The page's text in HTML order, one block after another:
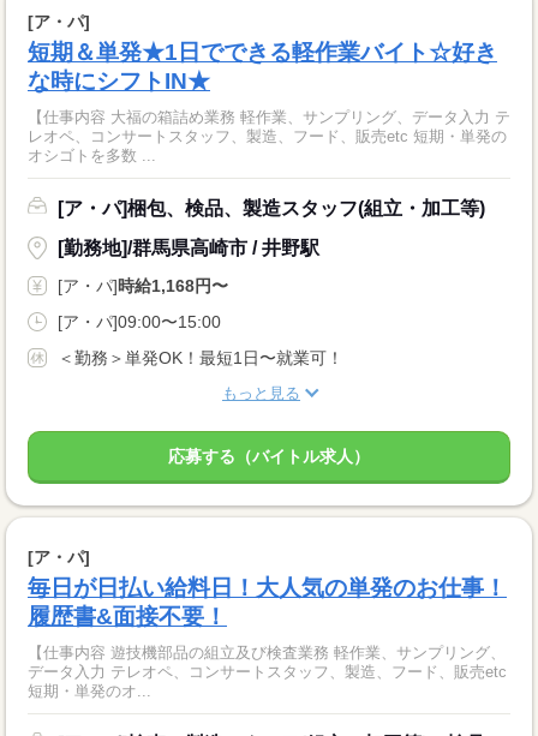
[ア・パ]
短期＆単発★1日でできる軽作業バイト☆好き
な時にシフトIN★
【仕事内容 大福の箱詰め業務 軽作業、サンプリング、データ入力 テ
レオペ、コンサートスタッフ、製造、フード、販売etc 短期・単発の
オシゴトを多数 ...
[ア・パ]梱包、検品、製造スタッフ(組立・加工等)
[勤務地]/群馬県高崎市 / 井野駅
[ア・パ]時給1,168円〜
[ア・パ]09:00〜15:00
＜勤務＞単発OK！最短1日〜就業可！
もっと見る
応募する（バイトル求人）
[ア・パ]
毎日が日払い給料日！大人気の単発のお仕事！
履歴書&面接不要！
【仕事内容 遊技機部品の組立及び検査業務 軽作業、サンプリング、
データ入力 テレオペ、コンサートスタッフ、製造、フード、販売etc
短期・単発のオ...